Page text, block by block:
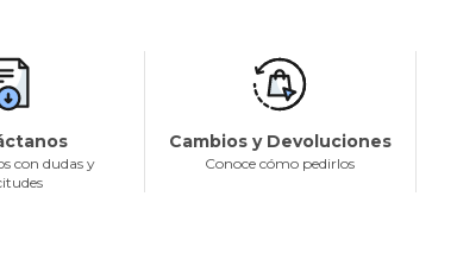
con dudas y
Cambios y Devoluciones
Conoce cómo pedirlos